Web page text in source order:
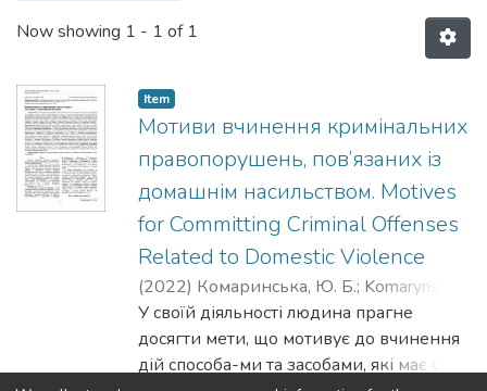
Now showing 1 - 1 of 1
Item
Мотиви вчинення кримінальних
правопорушень, пов’язаних із
домашнім насильством. Motives
for Committing Criminal Offenses
Related to Domestic Violence
(2022) Комаринська, Ю. Б.; Komarynska,
Yu.
У своїй діяльності людина прагне
досягти мети, що мотивує до вчинення
дій способа-ми та засобами, які має у